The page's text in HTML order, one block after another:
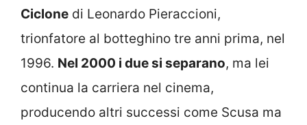
Ciclone di Leonardo Pieraccioni,
trionfatore al botteghino tre anni prima, nel
1996. Nel 2000 i due si separano, ma lei
continua la carriera nel cinema,
producendo altri successi come Scusa ma